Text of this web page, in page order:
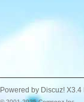
Powered by Discuz! X3.4